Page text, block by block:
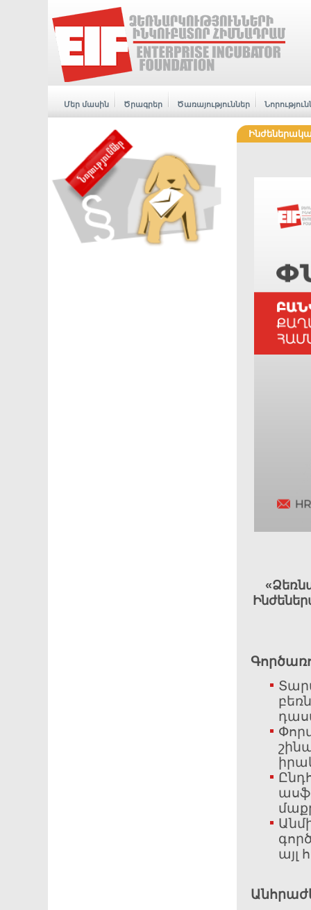
Մեր մասին Ծրագրեր Ծառայություններ
այլ